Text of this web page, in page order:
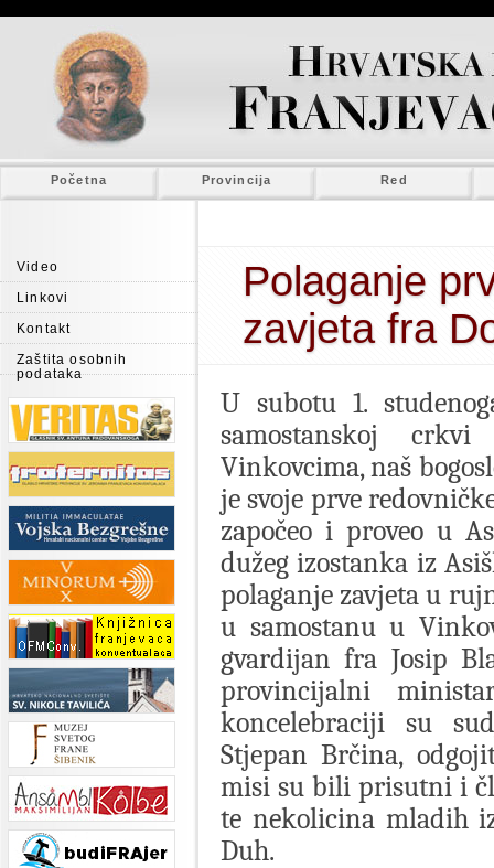
Početna Provincija Red
Video
Linkovi
Kontakt
Zaštita osobnih
podataka
Polaganje
zavjeta fra
U subotu 1.
samostanskoj
Vinkovcima, naš
je svoje prve
započeo i proveo u
dužeg izostanka iz
polaganje zavjeta u
u samostanu u
gvardijan fra Josip
provincijalni
koncelebraciji su
Stjepan Brčina,
misi su bili prisutni i
te nekolicina mladih
Duh.